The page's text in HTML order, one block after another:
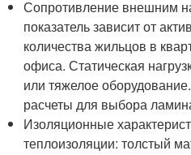
Сопротивление внешним
показатель зависит от
количества жильцов в
офиса. Статическая
или тяжелое
расчеты для выбора
Изоляционные
теплоизоляции: толстый